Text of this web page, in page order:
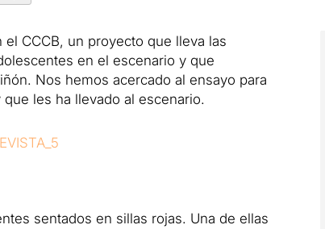
CCCB, un proyecto que lleva las
en el escenario y que
Nos hemos acercado al ensayo para
les ha llevado al escenario.
sentados en sillas rojas. Una de ellas